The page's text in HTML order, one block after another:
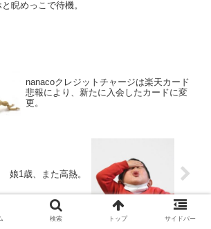
睨めっこで待機。
nanacoクレジットチャージは楽天カード
悲報により、新たに入会したカードに変
更。
娘1歳、また高熱。
検索 トップ サイドバー